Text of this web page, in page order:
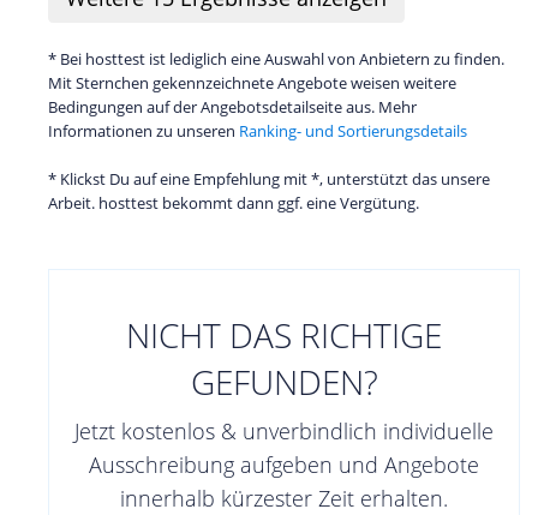
* Bei hosttest ist lediglich eine Auswahl von Anbietern zu finden.
Mit Sternchen gekennzeichnete Angebote weisen weitere
Bedingungen auf der Angebotsdetailseite aus. Mehr
Informationen zu unseren Ranking- und Sortierungsdetails
* Klickst Du auf eine Empfehlung mit *, unterstützt das unsere
Arbeit. hosttest bekommt dann ggf. eine Vergütung.
NICHT DAS RICHTIGE
GEFUNDEN?
Jetzt kostenlos & unverbindlich individuelle
Ausschreibung aufgeben und Angebote
innerhalb kürzester Zeit erhalten.